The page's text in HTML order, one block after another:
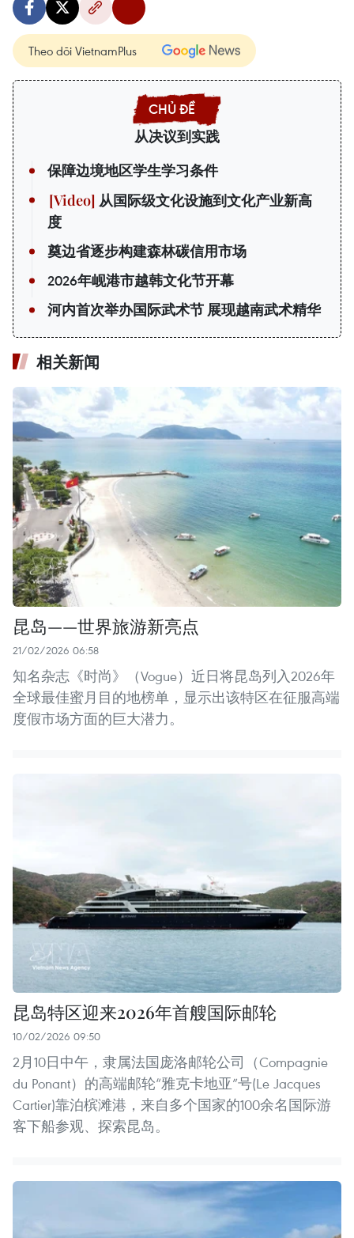
Theo dõi VietnamPlus
从决议到实践
保障边境地区学生学习条件
从国际级文化设施到文化产业新高
度
奠边省逐步构建森林碳信用市场
2026年岘港市越韩文化节开幕
河内首次举办国际武术节 展现越南武术精华
相关新闻
昆岛——世界旅游新亮点
21/02/2026 06:58
知名杂志《时尚》（Vogue）近日将昆岛列入2026年
全球最佳蜜月目的地榜单，显示出该特区在征服高端
度假市场方面的巨大潜力。
昆岛特区迎来2026年首艘国际邮轮
10/02/2026 09:50
2月10日中午，隶属法国庞洛邮轮公司（Compagnie
du Ponant）的高端邮轮“雅克卡地亚”号(Le Jacques
Cartier)靠泊槟滩港，来自多个国家的100余名国际游
客下船参观、探索昆岛。